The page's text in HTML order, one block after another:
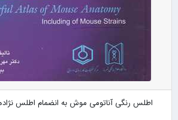
اطلس رنگی آناتومی موش به انضمام اطلس